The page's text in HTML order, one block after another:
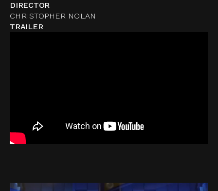
DIRECTOR
CHRISTOPHER NOLAN
TRAILER